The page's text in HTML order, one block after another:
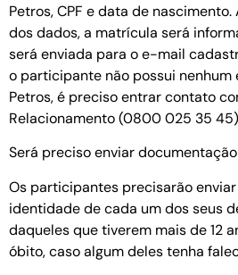
Petros, CPF e data de
dos dados, a matrícula será
será enviada para o e-mail
o participante não possui
Petros, é preciso entrar contato
Relacionamento (0800 025 35
Será preciso enviar documentação
Os participantes precisarão
identidade de cada um dos seus
daqueles que tiverem mais de 12
óbito, caso algum deles tenha